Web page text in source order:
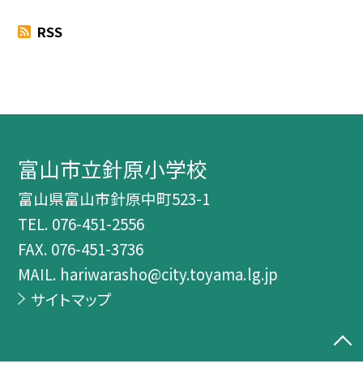
RSS
富山市立針原小学校
富山県富山市針原中町523-1
TEL. 076-451-2556
FAX. 076-451-3736
MAIL. hariwarasho@city.toyama.lg.jp
サイトマップ